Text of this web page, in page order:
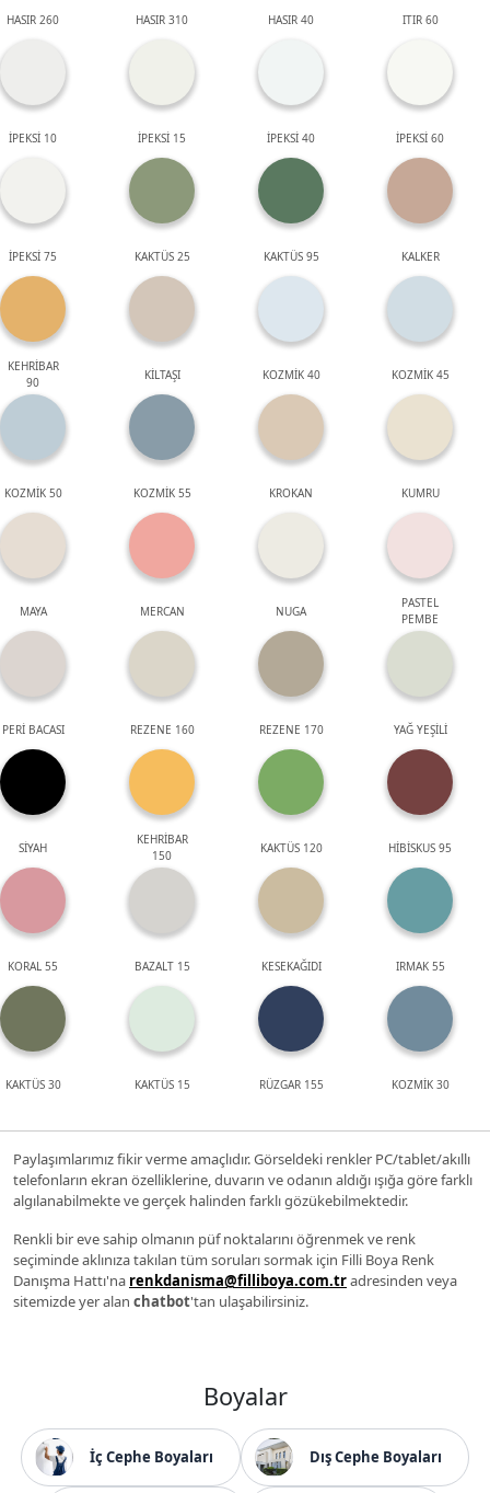
HASIR 260 HASIR 310 HASIR 40 ITIR 60
İPEKSİ 10 İPEKSİ 15 İPEKSİ 40 İPEKSİ 60
İPEKSİ 75 KAKTÜS 25 KAKTÜS 95 KALKER
KEHRİBAR
90
KİLTAŞI KOZMİK 40 KOZMİK 45
KOZMİK 50 KOZMİK 55 KROKAN KUMRU
MAYA MERCAN NUGA
PASTEL
PEMBE
PERİ BACASI REZENE 160 REZENE 170 YAĞ YEŞİLİ
SİYAH
KEHRİBAR
150
KAKTÜS 120 HİBİSKUS 95
KORAL 55 BAZALT 15 KESEKAĞIDI IRMAK 55
KAKTÜS 30 KAKTÜS 15 RÜZGAR 155 KOZMİK 30
Paylaşımlarımız fikir verme amaçlıdır. Görseldeki renkler PC/tablet/akıllı
telefonların ekran özelliklerine, duvarın ve odanın aldığı ışığa göre farklı
algılanabilmekte ve gerçek halinden farklı gözükebilmektedir.
Renkli bir eve sahip olmanın püf noktalarını öğrenmek ve renk
seçiminde aklınıza takılan tüm soruları sormak için Filli Boya Renk
Danışma Hattı'na renkdanisma@filliboya.com.tradresinden veya
sitemizde yer alan chatbot'tan ulaşabilirsiniz.
Boyalar
İç Cephe Boyaları Dış Cephe Boyaları